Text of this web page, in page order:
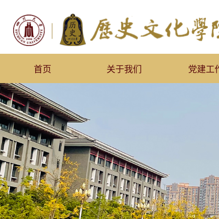
首页 关于我们 党建工